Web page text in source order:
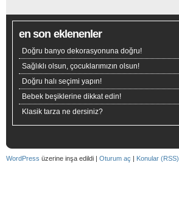
en son eklenenler
Doğru banyo dekorasyonuna doğru!
Sağlıklı olsun, çocuklarımızın olsun!
Doğru halı seçimi yapın!
Bebek beşiklerine dikkat edin!
Klasik tarza ne dersiniz?
WordPress üzerine inşa edildi | Oturum aç | Konular (RSS)